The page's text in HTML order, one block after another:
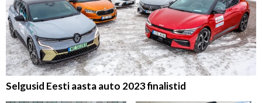
Selgusid Eesti aasta auto 2023 finalistid